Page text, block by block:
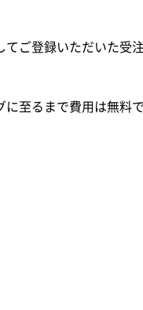
てご登録いただいた受
に至るまで費用は無料